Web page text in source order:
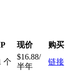
现价
购买
个
$16.88/
半年
链接